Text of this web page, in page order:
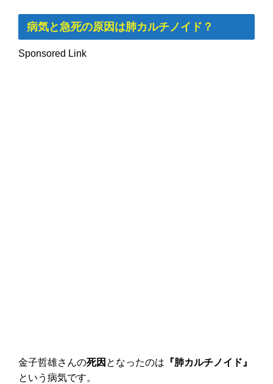
病気と急死の原因は肺カルチノイド？
Sponsored Link
金子哲雄さんの死因 となったのは 『肺カルチノイド』
という病気です。